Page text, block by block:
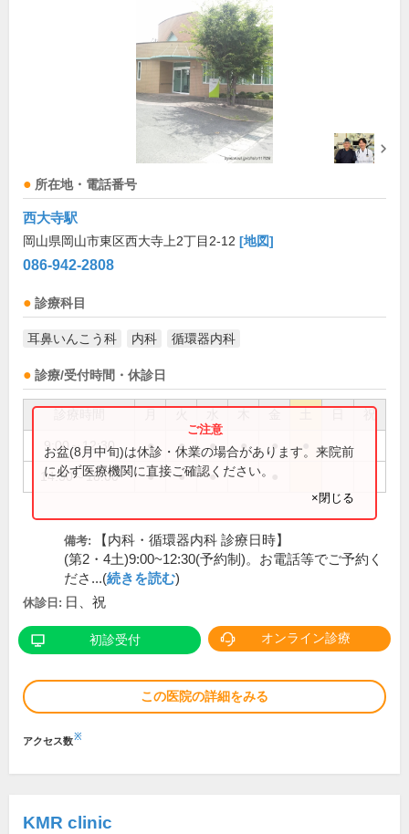
所在地・電話番号
西大寺駅
岡山県岡山市東区西大寺上2丁目2-12 [地図]
086-942-2808
診療科目
耳鼻いんこう科 内科 循環器内科
診療/受付時間・休診日
祝
9:00～12:30 ● ● ● ● ●
14:30～18:00 ● ● ●
お盆(8月中旬)は休診・休業の場合があります。来院前
に必ず医療機関に直接ご確認ください。
×閉じる
備考:
【内科・循環器内科 診療日時】
(第2・4土)9:00~12:30(予約制)。お電話等でご予約く
ださ...(続きを読む)
休診日: 日、祝
初診受付 オンライン診療
この医院の詳細をみる
アクセス数※
KMR clinic